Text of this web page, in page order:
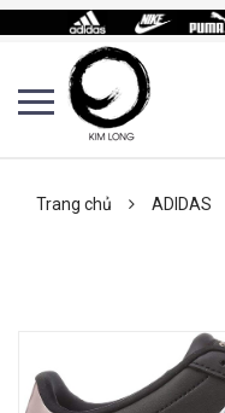
Trang chủ ADIDAS